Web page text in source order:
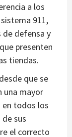
a los
911,
defensa y
presenten
tiendas.
que se
una mayor
en todos los
sus
el correcto